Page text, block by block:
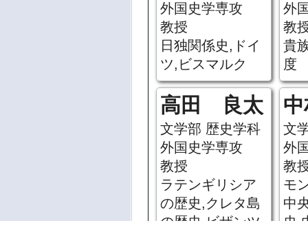
外国史学専攻
教授
日独関係史,ドイ
ツ,ビスマルク
外
教
貴
度
高田 良太
文学部 歴史学科
外国史学専攻
教授
ラテンギリシア
の歴史,クレタ島
の歴史,ビザンツ
文
外
教
モ
中
史,